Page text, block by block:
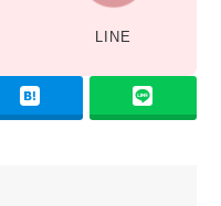
LINE